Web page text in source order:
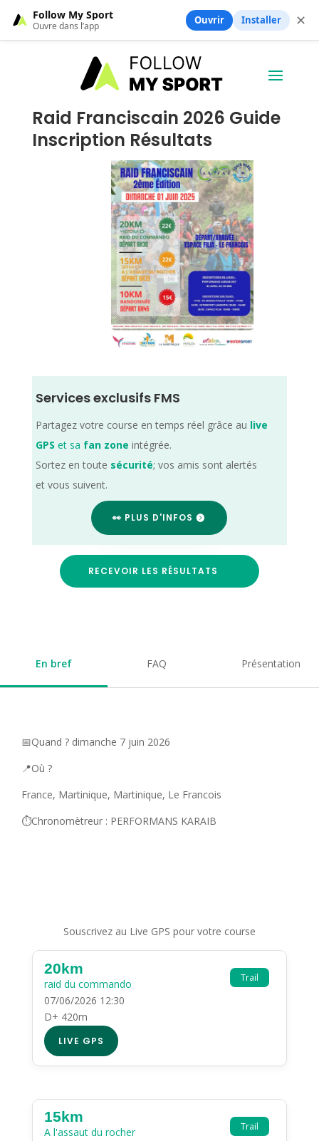
Raid Franciscain 2026 Guide
Inscription Résultats
Services exclusifs FMS
Partagez votre course en temps réel grâce au live
GPS et sa fan zone intégrée.
Sortez en toute sécurité; vos amis sont alertés
et vous suivent.
👀 PLUS D'INFOS
RECEVOIR LES RÉSULTATS
En bref FAQ Présentation
📅Quand ? dimanche 7 juin 2026
📍Où ?
France, Martinique, Martinique, Le Francois
⏱️Chronomètreur : PERFORMANS KARAIB
Souscrivez au Live GPS pour votre course
Trail
20km
raid du commando
07/06/2026 12:30
D+ 420m
LIVE GPS
Trail
15km
A l'assaut du rocher
Follow My Sport
Ouvre dans l’app Ouvrir Installer ✕